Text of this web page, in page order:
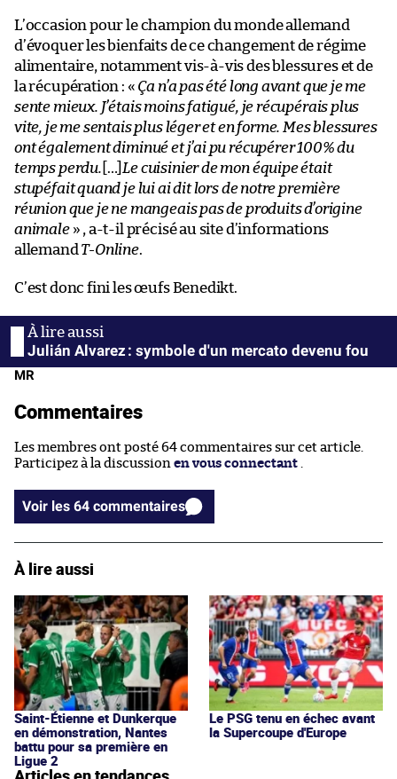
L’occasion pour le champion du monde allemand
d’évoquer les bienfaits de ce changement de régime
alimentaire, notamment vis-à-vis des blessures et de
la récupération : « Ça n’a pas été long avant que je me
sente mieux. J’étais moins fatigué, je récupérais plus
vite, je me sentais plus léger et en forme. Mes blessures
ont également diminué et j’ai pu récupérer 100% du
temps perdu. […] Le cuisinier de mon équipe était
stupéfait quand je lui ai dit lors de notre première
réunion que je ne mangeais pas de produits d’origine
animale» , a-t-il précisé au site d’informations
allemand T-Online.
C’est donc fini les œufs Benedikt.
Julián Alvarez : symbole d'un mercato devenu fou
MR
Commentaires
Les membres ont posté 64 commentaires sur cet article.
Participez à la discussion en vous connectant
Voir les 64 commentaires
À lire aussi
Saint-Étienne et Dunkerque
en démonstration, Nantes
battu pour sa première en
Ligue 2
Le PSG tenu en échec avant
la Supercoupe d'Europe